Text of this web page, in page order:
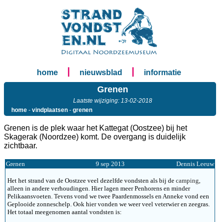
home nieuwsblad informatie
Grenen
Laatste wijziging: 13-02-2018
home - vindplaatsen - grenen
Grenen is de plek waar het Kattegat (Oostzee) bij het
Skagerak (Noordzee) komt. De overgang is duidelijk
zichtbaar.
Grenen 9 sep 2013 Dennis Leeuw
Het het strand van de Oostzee veel dezelfde vondsten als bij de camping,
alleen in andere verhoudingen. Hier lagen meer Penhorens en minder
Pelikaansvoeten. Tevens vond we twee Paardenmossels en Anneke vond een
Geplooide zonneschelp. Ook hier vonden we weer veel veterwier en zeegras.
Het totaal meegenomen aantal vondsten is: